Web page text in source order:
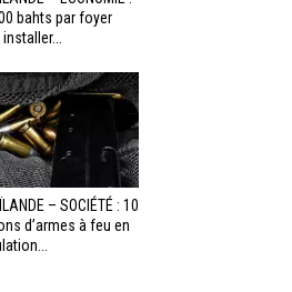
bahts par foyer
– SOCIÉTÉ : 10
d’armes à feu en